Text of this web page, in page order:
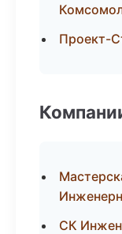
Проект-
СК